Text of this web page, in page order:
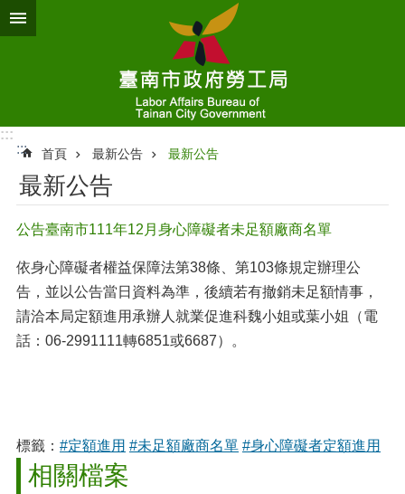
跳到主要內容區塊
:::
:::
首頁 最新公告 最新公告
最新公告
公告臺南市111年12月身心障礙者未足額廠商名單
依身心障礙者權益保障法第38條、第103條規定辦理公
告，並以公告當日資料為準，後續若有撤銷未足額情事，
請洽本局定額進用承辦人就業促進科魏小姐或葉小姐（電
話：06-2991111轉6851或6687）。
標籤： #定額進用 #未足額廠商名單 #身心障礙者定額進用
相關檔案